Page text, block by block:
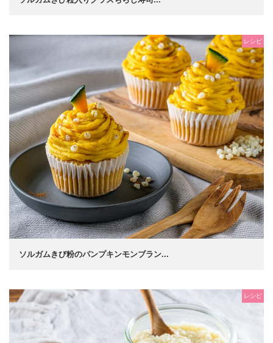
レシピ
ソルガムきび粉のパンプキンモンブラン...
レシピ